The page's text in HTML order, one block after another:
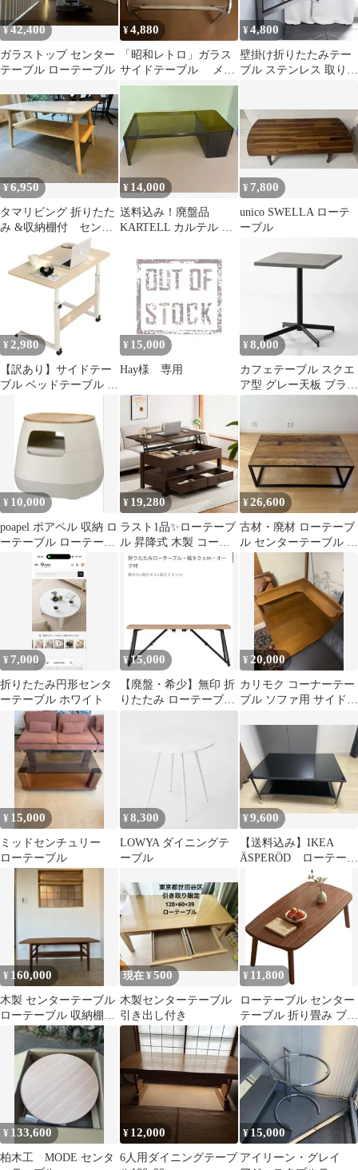
¥42,400
ガラストップ センター
テーブル ローテーブル
¥4,880
「昭和レトロ」ガラス
サイドテーブル メタ
ルフレーム
¥4,800
壁掛け折りたたみテー
ブル ステンレス 取り付
¥6,950
タマリビング 折りたた
み &収納棚付 センタ
¥ 14,000
送料込み！廃盤品
KARTELL カルテル ウ
レアカラー
¥ 7,800
unico SWELLA ローテ
ーブル
¥ 2,980
【訳あり】サイドテー
ブル ベッドテーブル キ
降式サイド
¥ 15,000
Hay様 専用
¥8,000
カフェテーブル スクエ
ア型 グレー天板 ブラッ
¥ 10,000
poapel ポアペル 収納 ロ
ーテーブル ローテーブ
ル サイドテーブル
¥ 19,280
ラスト1品✨ローテーブ
ル 昇降式 木製 コーヒ
ーテーブル 引き出し付
き 収納付
¥26,600
古材・廃材 ローテーブ
ル センターテーブル ア
イアン脚
¥ 7,000
折りたたみ円形センタ
ーテーブル ホワイト
¥15,000
【廃盤・希少】無印 折
りたたみ ローテーブル
¥20,000
カリモク コーナーテー
ブル ソファ用 サイドテ
ラウン
¥ 15,000
ミッドセンチュリー
ローテーブル
¥8,300
LOWYA ダイニングテ
ーブル
¥9,600
【送料込み】IKEA
ÄSPERÖD ローテーブ
¥ 160,000
木製 センターテーブル
ローテーブル 収納棚付
現在 ¥500
木製センターテーブル
引き出し付き
¥ 11,800
ローテーブル センター
テーブル 折り畳み ブラ
ウン 100ｘ55ｘ44CM
¥ 133,600
柏木工 MODE センタ
¥ 12,000
6人用ダイニングテーブ
¥15,000
アイリーン・グレイ